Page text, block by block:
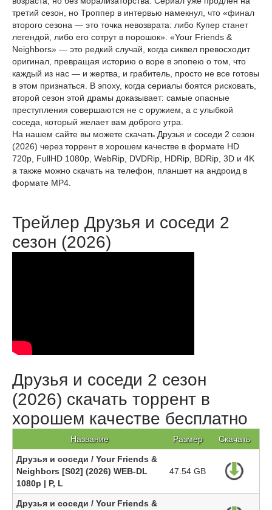
третий сезон, но Троппер в интервью намекнул, что «финал
второго сезона — это точка невозврата: либо Купер станет
легендой, либо его сотрут в порошок». «Your Friends &
Neighbors» — это редкий случай, когда сиквел превосходит
оригинал, превращая историю о воре в эпопею о том, что
каждый из нас — и жертва, и грабитель, просто не все готовы
в этом признаться. В эпоху, когда сериалы боятся рисковать,
второй сезон этой драмы доказывает: самые опасные
преступления совершаются не с оружием, а с улыбкой
соседа, который желает вам доброго утра.
На нашем сайте вы можете скачать Друзья и соседи 2 сезон
(2026) через торрент в хорошем качестве в формате HD
720p, FullHD 1080p, WebRip, DVDRip, HDRip, BDRip, 3D и 4K
а также можно скачать на телефон, планшет на андроид в
формате MP4.
Трейлер Друзья и соседи 2
сезон (2026)
Друзья и соседи 2 сезон
(2026) скачать торрент в
хорошем качестве бесплатно
Название Размер Скачать
Друзья и соседи / Your Friends &
Neighbors [S02] (2026) WEB-DL
1080p | P, L
47.54 GB
Друзья и соседи / Your Friends &